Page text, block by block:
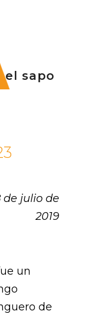
el sapo
de julio de
2019
un
de